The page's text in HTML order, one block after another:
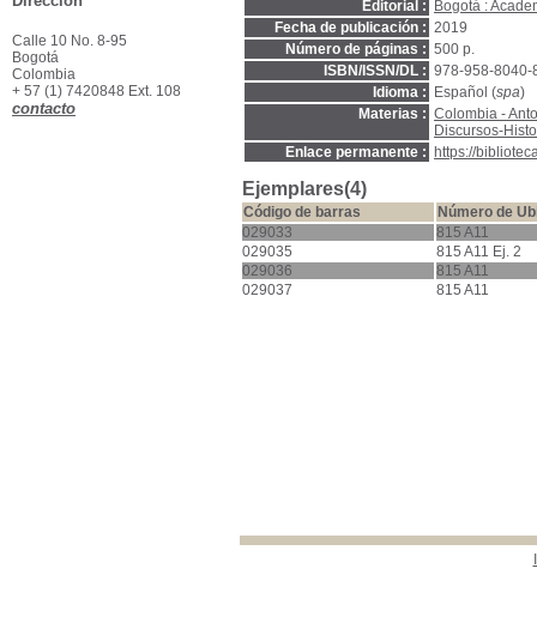
Editorial :
Bogotá :
Fecha de publicación : 2019
Número de páginas : 500 p.
ISBN/ISSN/DL : 978-958-8040-
Idioma :
Español (spa)
Materias : Colombia -
Discursos-
Enlace permanente :
https://
Ejemplares(4)
Código de barras
Número de
029033
815 A11
029035
815 A11 Ej. 2
029036
815 A11
029037
815 A11
Calle 10 No. 8-95
Bogotá
Colombia
+ 57 (1) 7420848 Ext. 108
contacto